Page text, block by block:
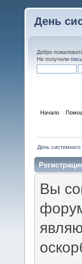
День
Добро
Не получили
Начало
День
Вы